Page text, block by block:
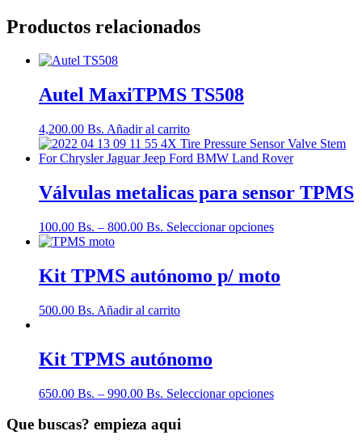
Productos relacionados
Autel MaxiTPMS TS508
4,200.00 Bs. Añadir al carrito
Válvulas metalicas para sensor TPMS
100.00 Bs. – 800.00 Bs. Seleccionar opciones
Kit TPMS autónomo p/ moto
500.00 Bs. Añadir al carrito
Kit TPMS autónomo
650.00 Bs. – 990.00 Bs. Seleccionar opciones
Que buscas? empieza aqui